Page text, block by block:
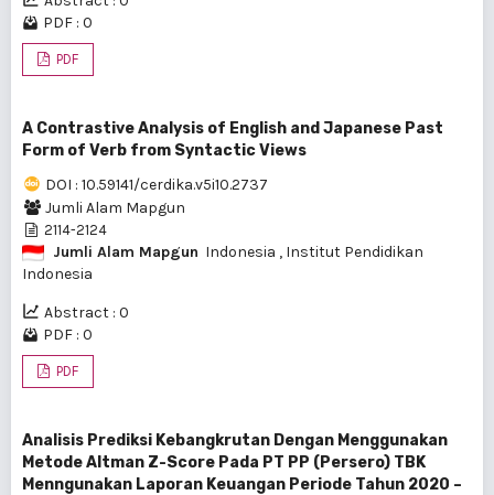
PDF : 0
PDF
A Contrastive Analysis of English and Japanese Past
Form of Verb from Syntactic Views
DOI : 10.59141/cerdika.v5i10.2737
Jumli Alam Mapgun
2114-2124
Jumli Alam Mapgun Indonesia , Institut Pendidikan
Indonesia
Abstract : 0
PDF : 0
PDF
Analisis Prediksi Kebangkrutan Dengan Menggunakan
Metode Altman Z-Score Pada PT PP (Persero) TBK
Menngunakan Laporan Keuangan Periode Tahun 2020 –